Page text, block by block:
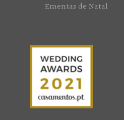
Ementas de Natal